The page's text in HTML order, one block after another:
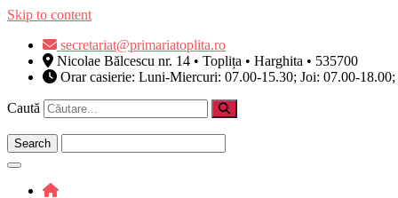
Skip to content
secretariat@primariatoplita.ro
Nicolae Bălcescu nr. 14 • Toplița • Harghita • 535700
Orar casierie: Luni-Miercuri: 07.00-15.30; Joi: 07.00-
Caută